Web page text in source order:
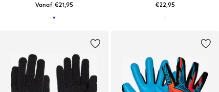
Vanaf €21,95 €22,95